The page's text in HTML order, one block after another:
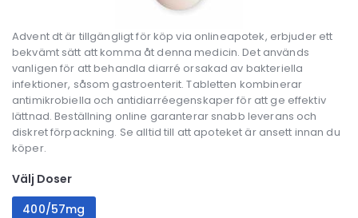
Advent dt är tillgängligt för köp via onlineapotek, erbjuder ett
bekvämt sätt att komma åt denna medicin. Det används
vanligen för att behandla diarré orsakad av bakteriella
infektioner, såsom gastroenterit. Tabletten kombinerar
antimikrobiella och antidiarréegenskaper för att ge effektiv
lättnad. Beställning online garanterar snabb leverans och
diskret förpackning. Se alltid till att apoteket är ansett innan du
köper.
Välj Doser
400/57mg